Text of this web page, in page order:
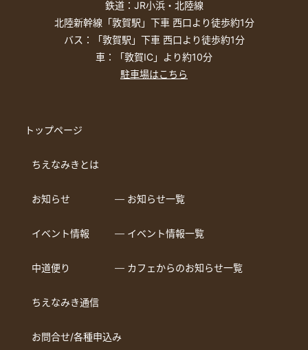
鉄道：JR小浜・北陸線
北陸新幹線「敦賀駅」下車 西口より徒歩約1分
バス：「敦賀駅」下車 西口より徒歩約1分
車：「敦賀IC」より約10分
駐車場はこちら
トップページ
ちえなみきとは
お知らせ ― お知らせ一覧
イベント情報 ― イベント情報一覧
中道便り ― カフェからのお知らせ一覧
ちえなみき通信
お問合せ/各種申込み